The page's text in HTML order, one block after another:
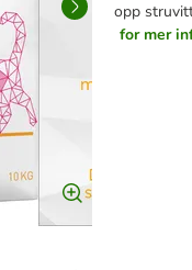
opp
for mer